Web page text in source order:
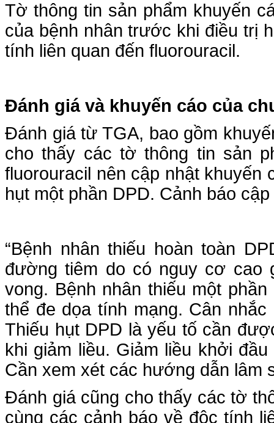
Tờ thông tin sản phẩm khuyến
của bệnh nhân trước khi điều trị
tính liên quan đến fluorouracil.
Đánh giá và khuyến cáo của
Đánh giá từ TGA, bao gồm
cho thấy các tờ thông tin sản
fluorouracil nên cập nhật khuyến
hụt một phần DPD. Cảnh báo
“Bệnh nhân thiếu hoàn toàn
đường tiêm do có nguy cơ cao
vong. Bệnh nhân thiếu một
thể đe dọa tính mạng. Cân
Thiếu hụt DPD là yếu tố cần
khi giảm liều. Giảm liều khởi
Cần xem xét các hướng dẫn lâm
Đánh giá cũng cho thấy các tờ
cùng các cảnh báo về độc tính